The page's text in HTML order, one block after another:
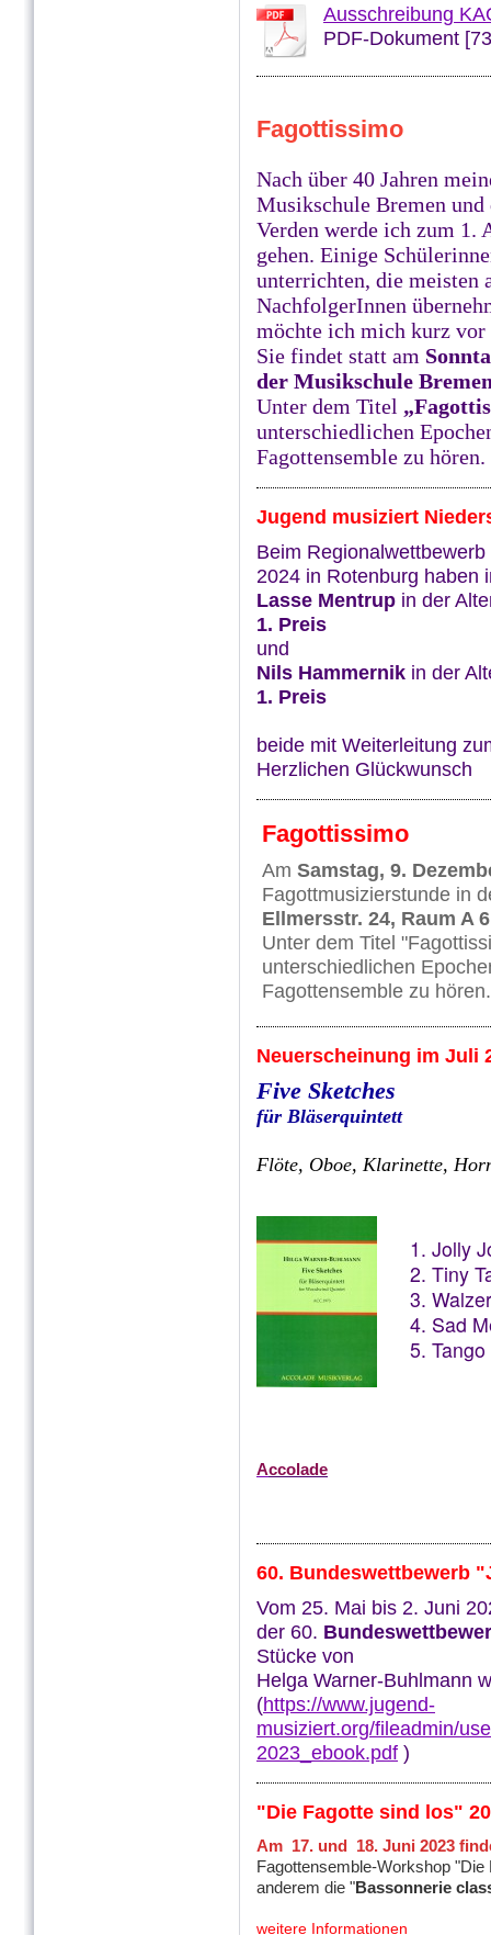
Ausschreibung
PDF-Dokument
Fagottissimo
Nach über 40 Jahren
Musikschule Bremen
Verden werde ich zum 1.
gehen. Einige
unterrichten, die meisten
NachfolgerInnen
möchte ich mich kurz vor
Sie findet statt am
der Musikschule
Unter dem Titel
unterschiedlichen
Fagottensemble zu
Jugend musiziert
Beim
2024 in Rotenburg haben
Lasse Mentrup in der
1. Preis
und
Nils Hammernik in der
1. Preis
beide mit Weiterleitung
Herzlichen Glückwunsch
Fagottissimo
Am Samstag, 9.
Fagottmusizierstunde in
Ellmersstr. 24, Raum A
Unter dem Titel
unterschiedlichen
Fagottensemble zu hören.
Neuerscheinung im Juli
Five Sketches
für Bläserquintett
Flöte, Oboe, Klarinette,
1. Jolly
2. Tiny
3. Walzer
4. Sad
5. Tango
Accolade
60. Bundeswettbewerb
Vom 25. Mai bis 2. Juni
der 60.
Stücke von
Helga Warner-Buhlmann
(https://www.jugend-
musiziert.org/fileadmin/
2023_ebook.pdf )
"Die Fagotte sind los"
Am 17. und 18. Juni 2023
Fagottensemble-Workshop
anderem die "Bassonnerie
weitere Informationen